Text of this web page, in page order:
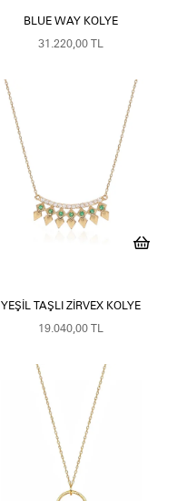
BLUE WAY KOLYE
31.220,00 TL
YEŞIL TAŞLI ZIRVEX KOLYE
19.040,00 TL